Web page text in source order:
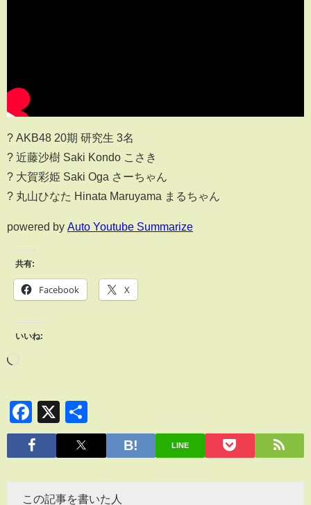
? AKB48 20期 研究生 3名
? 近藤沙樹 Saki Kondo こさき
? 大賀彩姫 Saki Oga さーちゃん
? 丸山ひなた Hinata Maruyama まるちゃん
powered by Auto Youtube Summarize
共有:
Facebook X
いいね:
Facebook
X
有
LINE
この記事を書いた人